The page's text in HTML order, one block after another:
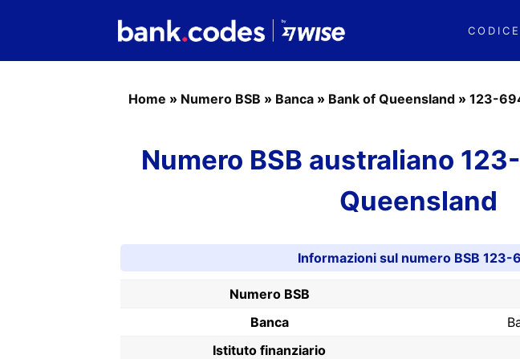
Home » Numero BSB » Banca » Bank of Queensland » 123-
Numero BSB australiano
Queensland
Informazioni sul numero BSB 123-
Numero BSB
Banca
Istituto finanziario